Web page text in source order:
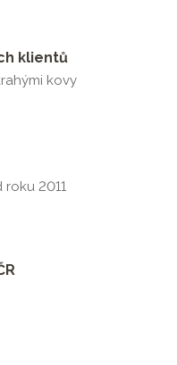
klientů
kovy
roku 2011